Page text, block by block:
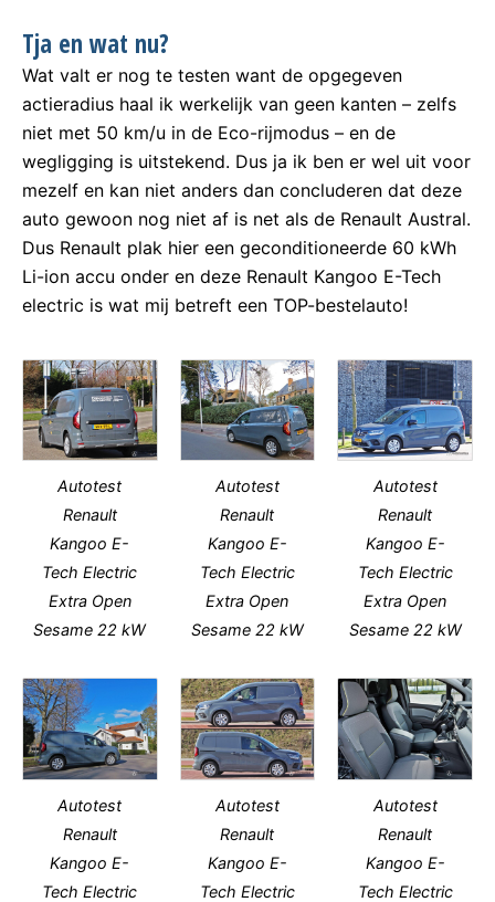
Tja en wat nu?
Wat valt er nog te testen want de opgegeven
actieradius haal ik werkelijk van geen kanten – zelfs
niet met 50 km/u in de Eco-rijmodus – en de
wegligging is uitstekend. Dus ja ik ben er wel uit voor
mezelf en kan niet anders dan concluderen dat deze
auto gewoon nog niet af is net als de Renault Austral.
Dus Renault plak hier een geconditioneerde 60 kWh
Li-ion accu onder en deze Renault Kangoo E-Tech
electric is wat mij betreft een TOP-bestelauto!
Autotest
Renault
Kangoo E-
Tech Electric
Extra Open
Sesame 22 kW
Autotest
Renault
Kangoo E-
Tech Electric
Extra Open
Sesame 22 kW
Autotest
Renault
Kangoo E-
Tech Electric
Extra Open
Sesame 22 kW
Autotest
Renault
Kangoo E-
Tech Electric
Autotest
Renault
Kangoo E-
Tech Electric
Autotest
Renault
Kangoo E-
Tech Electric